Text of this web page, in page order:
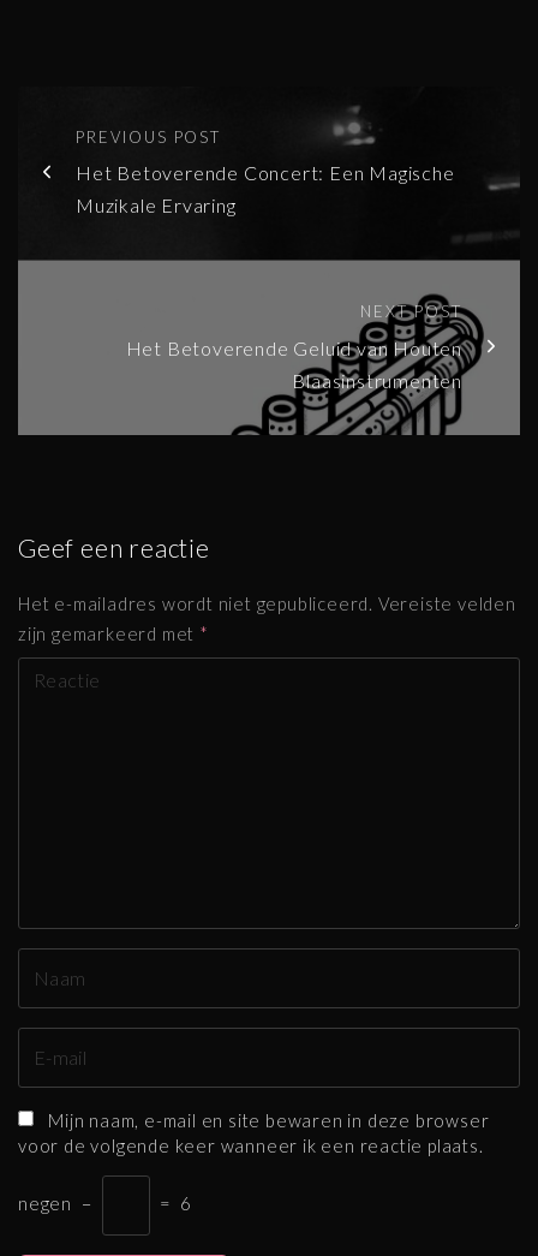
PREVIOUS POST
Het Betoverende Concert: Een Magische
Muzikale Ervaring
NEXT POST
Het Betoverende Geluid van Houten
Blaasinstrumenten
Geef een reactie
Het e-mailadres wordt niet gepubliceerd. Vereiste velden
zijn gemarkeerd met *
*
a
Mijn naam, e-mail en site bewaren in deze browser
voor de volgende keer wanneer ik een reactie plaats.
negen − = 6